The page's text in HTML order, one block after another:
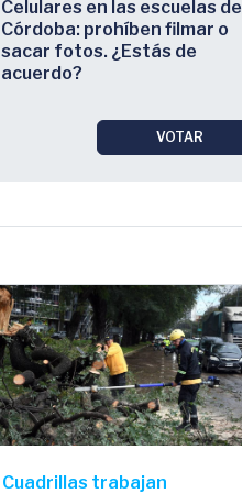
Celulares en las escuelas de
Córdoba: prohíben filmar o
sacar fotos. ¿Estás de
acuerdo?
VOTAR
Cuadrillas trabajan